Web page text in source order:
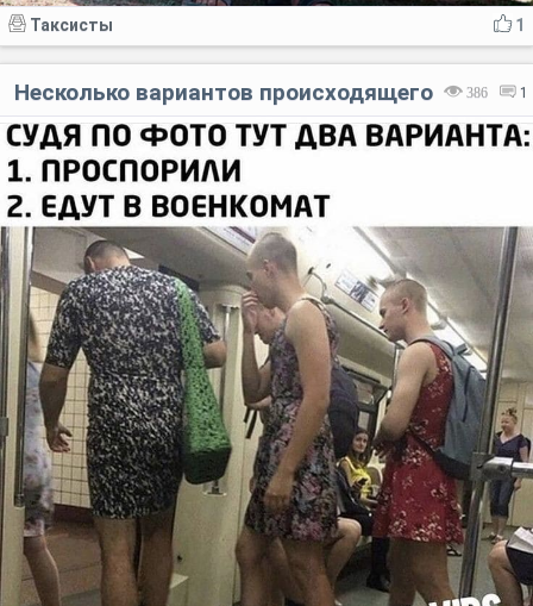
1
Таксисты
386 1
Несколько вариантов происходящего